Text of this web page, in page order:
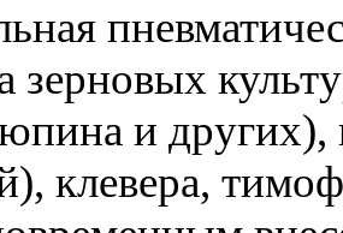
зерновых
и других),
клевера,